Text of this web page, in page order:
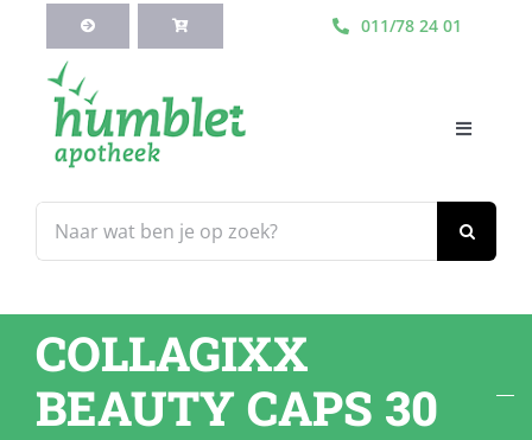
inhoud
011/78 24 01
naar:
Toggle
Webshop
Blog
Diensten
COLLAGIXX
BEAUTY CAPS 30